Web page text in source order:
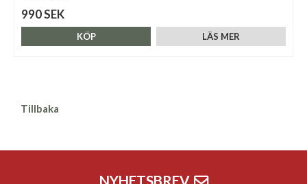
990 SEK
LÄS MER
KÖP
Tillbaka
NYHETSBREV